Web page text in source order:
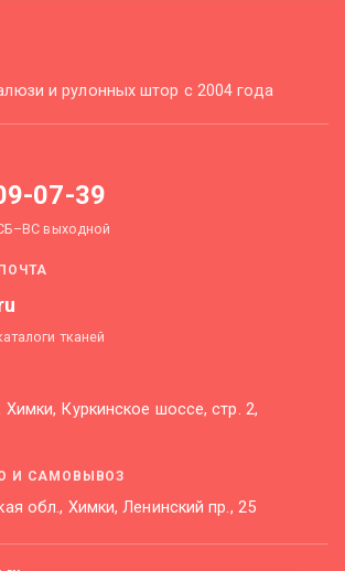
и рулонных штор с 2004 года
07-39
выходной
тканей
Куркинское шоссе, стр. 2,
И САМОВЫВОЗ
обл., Химки, Ленинский пр., 25